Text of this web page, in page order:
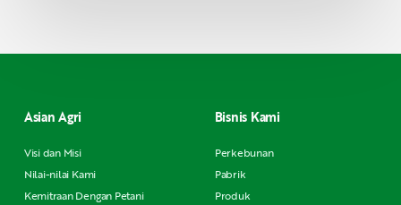
Asian Agri
Visi dan Misi
Nilai-nilai Kami
Kemitraan Dengan Petani
Bisnis Kami
Perkebunan
Pabrik
Produk